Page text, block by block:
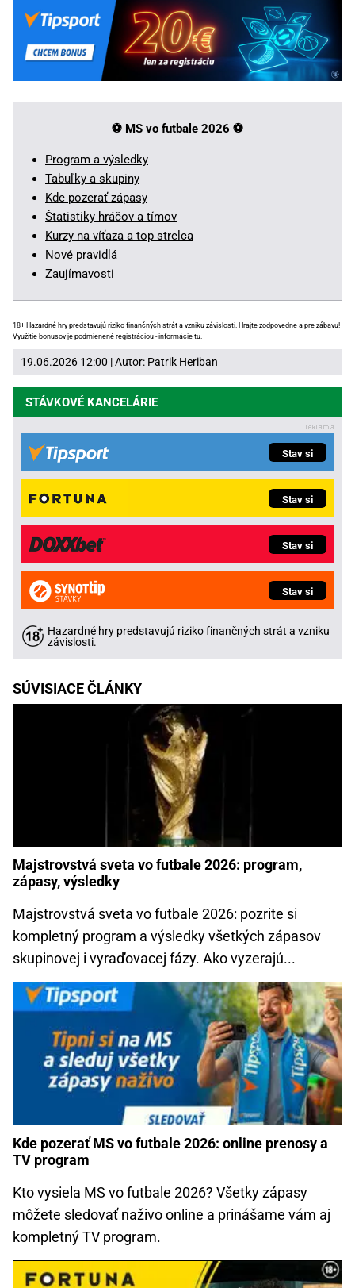
⚽ MS vo futbale 2026 ⚽
Program a výsledky
Tabuľky a skupiny
Kde pozerať zápasy
Štatistiky hráčov a tímov
Kurzy na víťaza a top strelca
Nové pravidlá
Zaujímavosti
18+ Hazardné hry predstavujú riziko finančných strát a vzniku závislosti. Hrajte zodpovedne a pre zábavu!
Využitie bonusov je podmienené registráciou -informácie tu
19.06.2026 12:00 | Autor: Patrik Heriban
STÁVKOVÉ KANCELÁRIE
Stav si
Stav si
Stav si
Stav si
Hazardné hry predstavujú riziko finančných strát a vzniku
závislosti.
SÚVISIACE ČLÁNKY
Majstrovstvá sveta vo futbale 2026: program,
zápasy, výsledky
Majstrovstvá sveta vo futbale 2026: pozrite si
kompletný program a výsledky všetkých zápasov
skupinovej i vyraďovacej fázy. Ako vyzerajú...
Kde pozerať MS vo futbale 2026: online prenosy a
TV program
Kto vysiela MS vo futbale 2026? Všetky zápasy
môžete sledovať naživo online a prinášame vám aj
kompletný TV program.